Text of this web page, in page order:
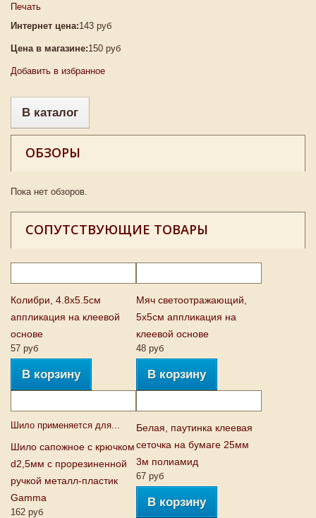
Печать
Интернет цена:143 руб
Цена в магазине:150 руб
Добавить в избранное
В каталог
ОБЗОРЫ
Пока нет обзоров.
СОПУТСТВУЮЩИЕ ТОВАРЫ
Колибри, 4.8х5.5см
аппликация на клеевой
основе
57 руб
В корзину
Мяч светоотражающий,
5х5см аппликация на
клеевой основе
48 руб
В корзину
Шило применяется для...
Шило сапожное с крючком
d2,5мм с прорезиненной
ручкой металл-пластик
Gamma
162 руб
Белая, паутинка клеевая
сеточка на бумаге 25мм
3м полиамид
67 руб
В корзину